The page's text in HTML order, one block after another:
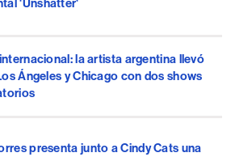
'Unshatter'
la artista argentina llevó
Ángeles y Chicago con dos shows
presenta junto a Cindy Cats una